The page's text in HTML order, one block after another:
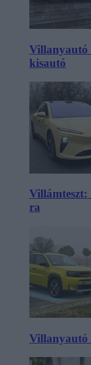
Villanyautó
kisautó
ra
Villanyautó